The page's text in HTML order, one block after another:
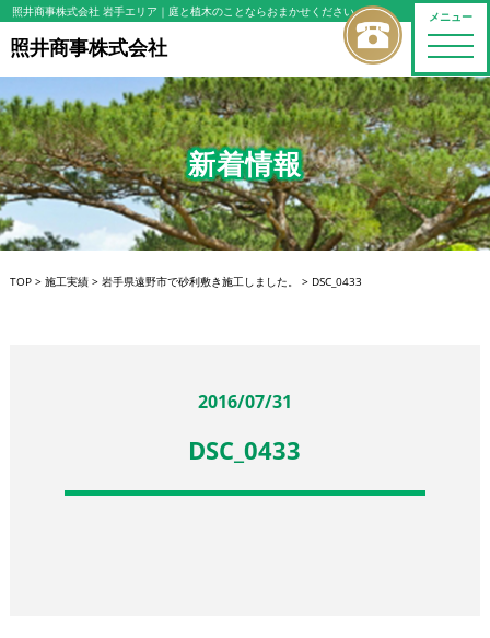
メニュー
toggle
照井商事株式会社 岩手エリア ｜庭と植木のことならおまかせください
照井商事株式会社
新着情報
TOP> 施工実績> 岩手県遠野市で砂利敷き施工しました。 > DSC_0433
2016/07/31
DSC_0433